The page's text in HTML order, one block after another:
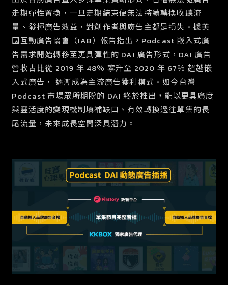
走期彈性置換，一旦走期結束便無法持續轉換收聽流
量、發揮廣告效益，對創作者與廣告主都是損失。據美
國互動廣告協會（IAB）報告指出，Podcast 嵌入式廣
告需求開始轉移至更具彈性的 DAI 廣告形式，DAI 廣告
營收占比從 2019 年 48％ 攀升至 2020 年 67％ 超越嵌
入式廣告， 逐漸成為主流廣告獲利模式。如今台灣
Podcast 市場眾所期盼的 DAI 終於推出，能以更具廣度
與靈活度的變現機制填補缺口、有效轉換過往單集的長
尾流量，未來成長空間深具潛力。